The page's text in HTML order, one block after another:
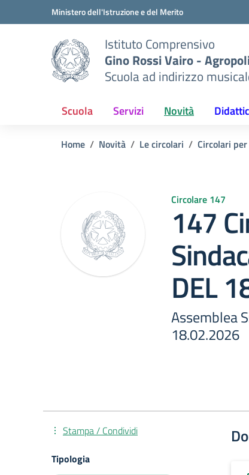
Vai ai contenuti
Vai al menu di navigazioneMinistero dell'Istruzione e del Merito
Istituto Comprensivo
Gino Rossi Vairo -
Scuola ad indirizzo
Scuola Servizi Novità
Home Novità Le circolari Circolari
Circolare 147
147
DEL
Assemblea
18.02.2026
Stampa / Condividi
Tipologia